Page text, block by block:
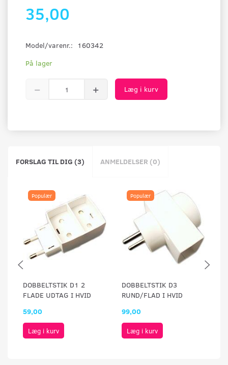
35,00
Model/varenr.:
160342
På lager
Læg i kurv
FORSLAG TIL DIG (3) ANMELDELSER (0)
Populær
DOBBELTSTIK D1 2
FLADE UDTAG I HVID
59,00
Læg i kurv
Populær
DOBBELTSTIK D3
RUND/FLAD I HVID
99,00
Læg i kurv